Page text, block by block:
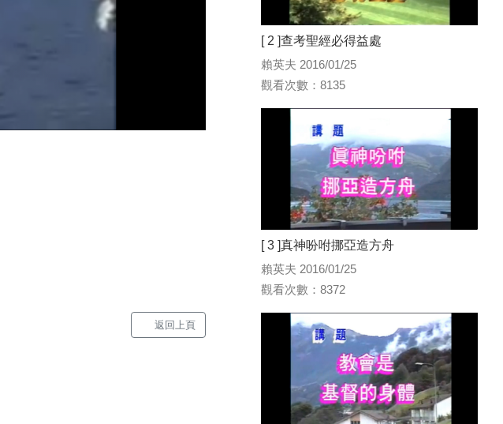
返回上頁
[ 2 ]查考聖經必得益處
賴英夫 2016/01/25
觀看次數：8135
[ 3 ]真神吩咐挪亞造方舟
賴英夫 2016/01/25
觀看次數：8372